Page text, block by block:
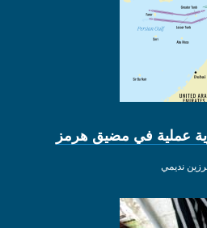
عملية في مضيق هرمز
نديمي